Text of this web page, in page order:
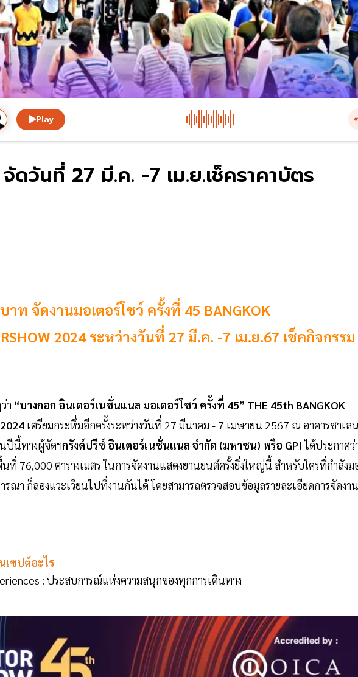
Play
ดวันที่ 27 มี.ค. -7 เม.ย.เช็คราคาบัตร
ท จัดงานมอเตอร์โชว์ ครั้งที่ 45 BANGKOK
2024 ระหว่างวันที่ 27 มี.ค. -7 เม.ย.67 เช็คกิจกรรม
า “บางกอก อินเตอร์เนชั่นแนล มอเตอร์โชว์ ครั้งที่ 45” THE 45th BANGKOK
เตรียมกระหึ่มอีกครั้งระหว่างวันที่ 27 มีนาคม - 7 เมษายน 2567 ณ อาคารชาเลน
นปีนี้ทางผู้จัดฯกรังด์ปรีซ์ อินเตอร์เนชั่นแนล จำกัด (มหาชน) หรือ GPI ได้ประกาศว่
ที่ 76,000 ตารางเมตร ในการจัดงานแสดงยานยนต์ครั้งยิ่งใหญ่นี้ สำหรับใครที่กำลังม
า ก็ลองแวะเวียนไปที่งานกันได้ โดยสามารถตรวจสอบข้อมูลรายละเอียดการจัดงาน
เซปต์อะไร
: ประสบการณ์แห่งความสนุกของทุกการเดินทาง